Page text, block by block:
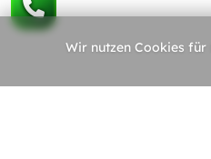
Wir nutzen Cookies für